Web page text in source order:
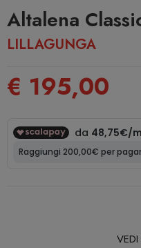
Altalena
LILLAGUNGA
€ 195,00
VEDI